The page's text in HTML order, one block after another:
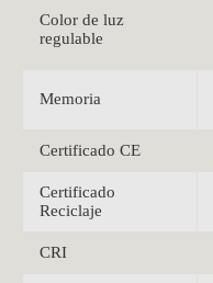
Color de luz
regulable
Memoria
Certificado CE
Certificado
Reciclaje
CRI